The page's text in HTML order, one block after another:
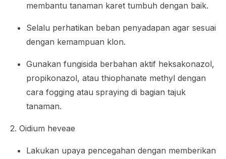
membantu tanaman karet tumbuh dengan baik.
Selalu perhatikan beban penyadapan agar sesuai
dengan kemampuan klon.
Gunakan fungisida berbahan aktif heksakonazol,
propikonazol, atau thiophanate methyl dengan
cara fogging atau spraying di bagian tajuk
tanaman.
2. Oidium heveae
Lakukan upaya pencegahan dengan memberikan